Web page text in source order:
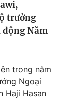
trưởng
động Năm
trong năm
Ngoại
Haji Hasan